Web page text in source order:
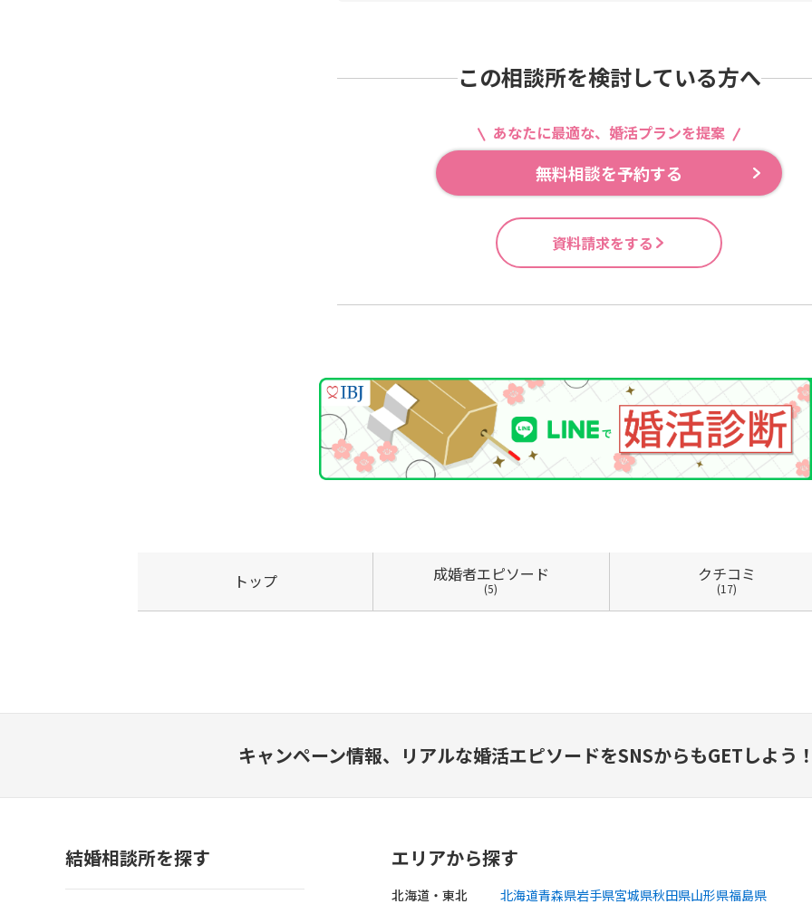
この相談所を検討している方へ
あなたに最適な、婚活プランを提案
無料相談を予約する
資料請求をする
トップ 成婚者エピソード
(5)
クチコミ
(17)
キャンペーン情報、 リアルな婚活エピソードをSNSからもGETしよう！
結婚相談所を探す エリアから探す
北海道・東北 北海道青森県岩手県宮城県秋田県山形県福島県